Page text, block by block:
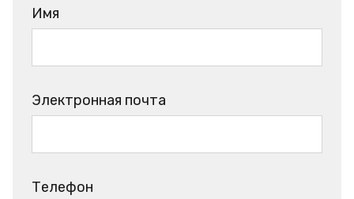
Имя
Электронная почта
Телефон